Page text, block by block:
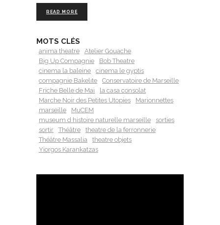
READ MORE
MOTS CLÉS
anima theatre
Atelier Gouache
Big Up Compagnie
Bob Theatre
cinema la baleine
cinema le gyptis
compagnie Bakelite
Conservatoire de Marseille
Friche Belle de Mai
la casa consolat
Marche Noir des Petites Utopies
Marionnettes
marseille
MuCEM
museum d histoire naturelle marseille
sorties
sortir
Théâtre
theatre de la ferronnerie
Théâtre Massalia
theatre objets
Yiorgos Karankatzas